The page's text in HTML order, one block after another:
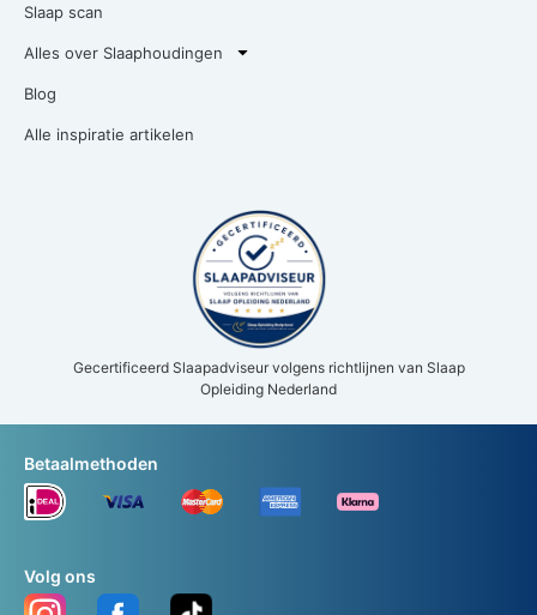
Slaap scan
Alles over Slaaphoudingen
Blog
Alle inspiratie artikelen
Gecertificeerd Slaapadviseur volgens richtlijnen van Slaap
Opleiding Nederland
Volg ons
Betaalmethoden